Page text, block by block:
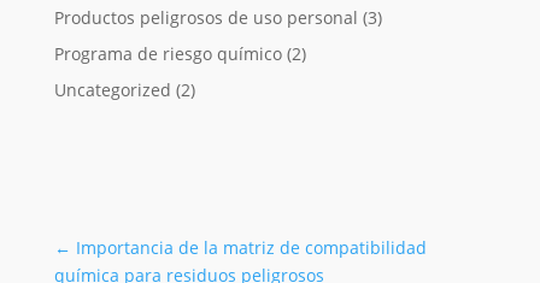
Productos peligrosos de uso personal (3)
Programa de riesgo químico(2)
Uncategorized (2)
← Importancia de la matriz de compatibilidad
química para residuos peligrosos